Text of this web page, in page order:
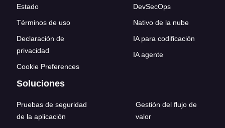
Estado
Términos de uso
Declaración de
privacidad
Cookie Preferences
DevSecOps
Nativo de la nube
IA para codificación
IA agente
Soluciones
Pruebas de seguridad
de la aplicación
Gestión del flujo de
valor